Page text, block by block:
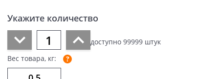
Укажите количество
доступно 99999 штук
Вес товара, кг: